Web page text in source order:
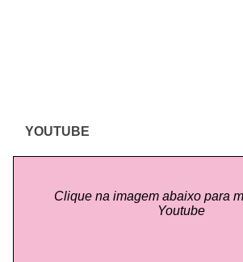
YOUTUBE
Clique na imagem abaixo para
Youtube